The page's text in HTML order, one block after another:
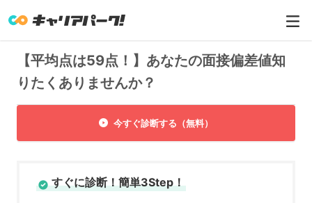
【平均点は59点！】あなたの面接偏差値知
りたくありませんか？
今すぐ診断する（無料）
すぐに診断！簡単3Step！